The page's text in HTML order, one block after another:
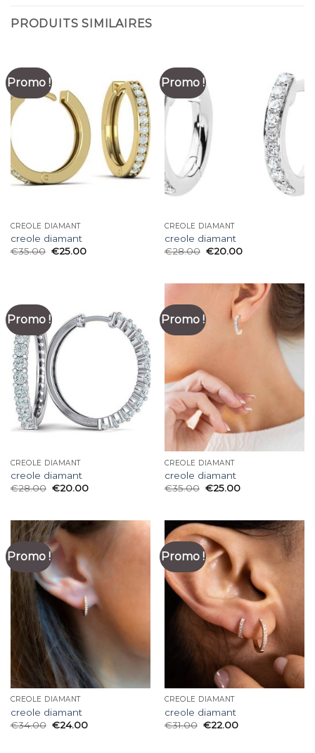
PRODUITS SIMILAIRES
Promo !
CREOLE DIAMANT
creole diamant
€35.00 €25.00
Promo !
CREOLE DIAMANT
creole diamant
€28.00 €20.00
Promo !
CREOLE DIAMANT
creole diamant
€28.00 €20.00
Promo !
CREOLE DIAMANT
creole diamant
€35.00 €25.00
Promo !
CREOLE DIAMANT
creole diamant
€34.00 €24.00
Promo !
CREOLE DIAMANT
creole diamant
€31.00 €22.00